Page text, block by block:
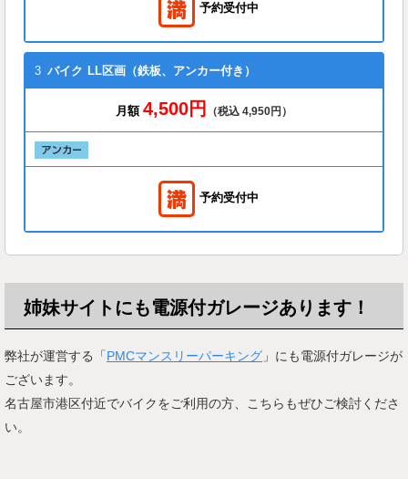
予約受付中
3 バイク LL区画（鉄板、アンカー付き）
月額 4,500円 （税込 4,950円）
予約受付中
姉妹サイトにも電源付ガレージあります！
弊社が運営する「PMCマンスリーパーキング 」にも電源付ガレージが
ございます。
名古屋市港区付近でバイクをご利用の方、こちらもぜひご検討くださ
い。